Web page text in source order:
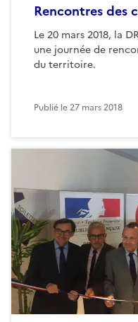
Rencontres des
Le 20 mars 2018, la
une journée de
du territoire.
Publié le27 mars 2018